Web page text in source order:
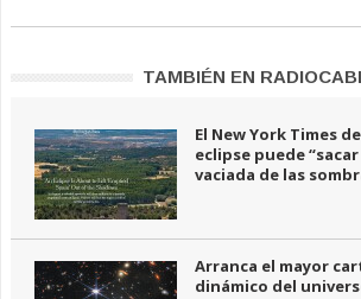
TAMBIÉN EN
El New York Times
eclipse puede “sacar
vaciada de las
Arranca el mayor
dinámico del